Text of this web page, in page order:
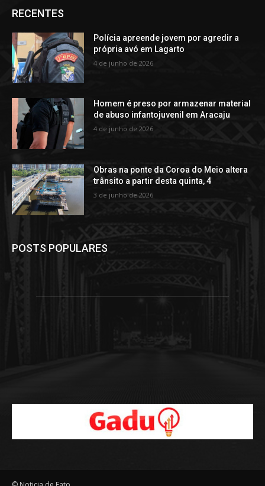
RECENTES
Polícia apreende jovem por agredir a
própria avó em Lagarto
4 de junho de 2026
Homem é preso por armazenar material
de abuso infantojuvenil em Aracaju
4 de junho de 2026
Obras na ponte da Coroa do Meio altera
trânsito a partir desta quinta, 4
3 de junho de 2026
POSTS POPULARES